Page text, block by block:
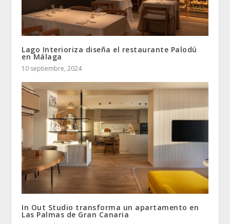
Lago Interioriza diseña el restaurante Palodú
en Málaga
10 septiembre, 2024
In Out Studio transforma un apartamento en
Las Palmas de Gran Canaria